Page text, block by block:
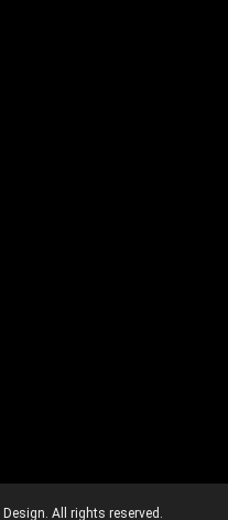
Design. All rights reserved.